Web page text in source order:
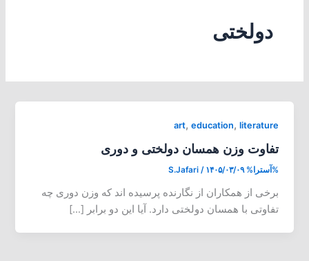
دولختی
art, education, literature
تفاوت وزن همسان دولختی و دوری
%آسترا% S.Jafari / ۱۴۰۵/۰۳/۰۹
برخی از همکاران از نگارنده پرسیده اند که وزن دوری چه
تفاوتی با همسان دولختی دارد. آیا این دو برابر […]